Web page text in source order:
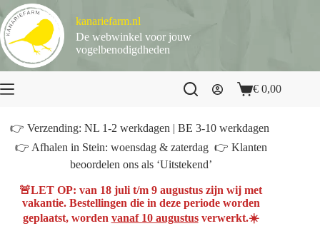
naar
de
inhoud
kanariefarm.nl
De webwinkel voor jouw
vogelbenodigdheden
Winkelwagen
€ 0,00
👉 Verzending: NL 1-2 werkdagen | BE 3-10 werkdagen
👉 Afhalen in Stein: woensdag & zaterdag 👉 Klanten
beoordelen ons als ‘Uitstekend’
🚨LET OP: van 18 juli t/m 9 augustus zijn wij met
vakantie. Bestellingen die in deze periode worden
geplaatst, worden vanaf 10 augustusverwerkt.☀️